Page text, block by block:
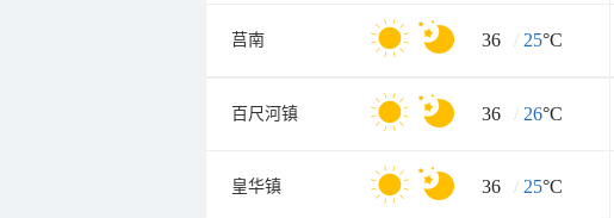
莒南 36 / 25°C
百尺河镇 36 / 26°C
皇华镇 36 / 25°C